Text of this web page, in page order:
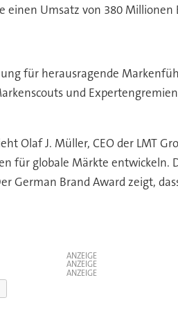
einen Umsatz von 380 Millionen
für herausragende
und
Olaf J. Müller, CEO der LMT
für globale Märkte entwickeln.
German Brand Award zeigt,
ANZEIGE
ANZEIGE
ANZEIGE